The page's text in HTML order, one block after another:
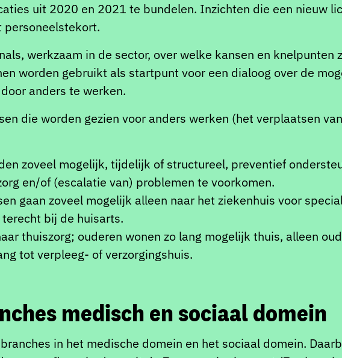
uit 2020 en 2021 te bundelen. Inzichten die een nieuw
personeelstekort.
werkzaam in de sector, over welke kansen en knelpunten
worden gebruikt als startpunt voor een dialoog over de
anders te werken.
die worden gezien voor anders werken (het verplaatsen
zoveel mogelijk, tijdelijk of structureel, preventief
en/of (escalatie van) problemen te voorkomen.
gaan zoveel mogelijk alleen naar het ziekenhuis voor
bij de huisarts.
thuiszorg; ouderen wonen zo lang mogelijk thuis, alleen
tot verpleeg- of verzorgingshuis.
medisch en sociaal domein
in het medische domein en het sociaal domein.